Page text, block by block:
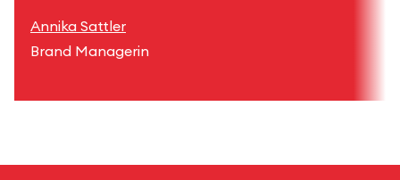
Annika Sattler
Brand Managerin